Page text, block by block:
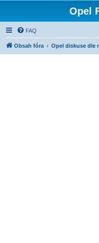
Opel
FAQ
Obsah fóra Opel diskuse dle